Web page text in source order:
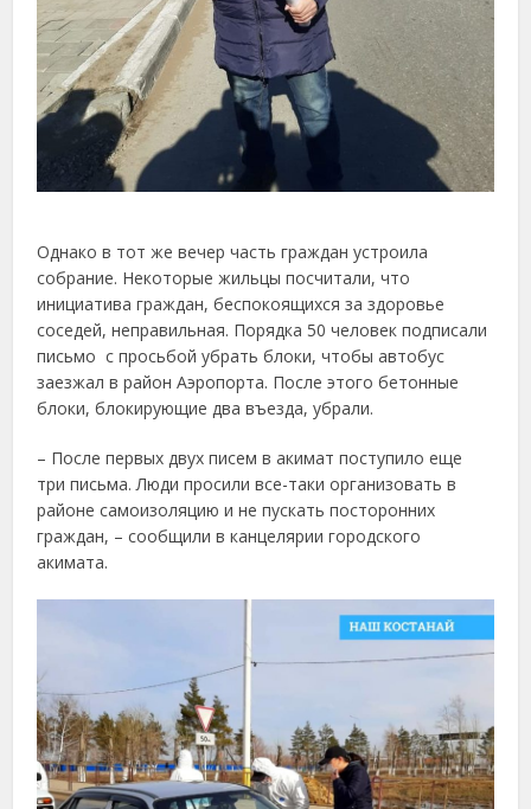
Однако в тот же вечер часть граждан устроила
собрание. Некоторые жильцы посчитали, что
инициатива граждан, беспокоящихся за здоровье
соседей, неправильная. Порядка 50 человек подписали
письмо с просьбой убрать блоки, чтобы автобус
заезжал в район Аэропорта. После этого бетонные
блоки, блокирующие два въезда, убрали.
– После первых двух писем в акимат поступило еще
три письма. Люди просили все-таки организовать в
районе самоизоляцию и не пускать посторонних
граждан, – сообщили в канцелярии городского
акимата.